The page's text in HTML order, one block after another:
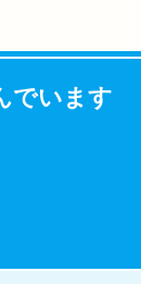
でいます